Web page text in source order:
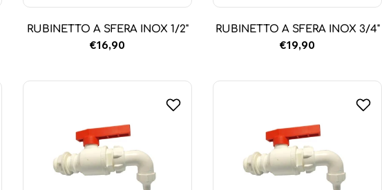
RUBINETTO A SFERA INOX 1/2"
Prezzo
€16,90
RUBINETTO A SFERA INOX 3/4"
Prezzo
€19,90